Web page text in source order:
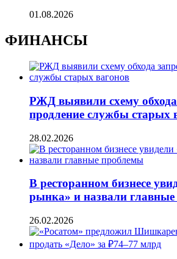
01.08.2026
ФИНАНСЫ
РЖД выявили схему обхода
продление службы старых
28.02.2026
В ресторанном бизнесе
рынка» и назвали
26.02.2026